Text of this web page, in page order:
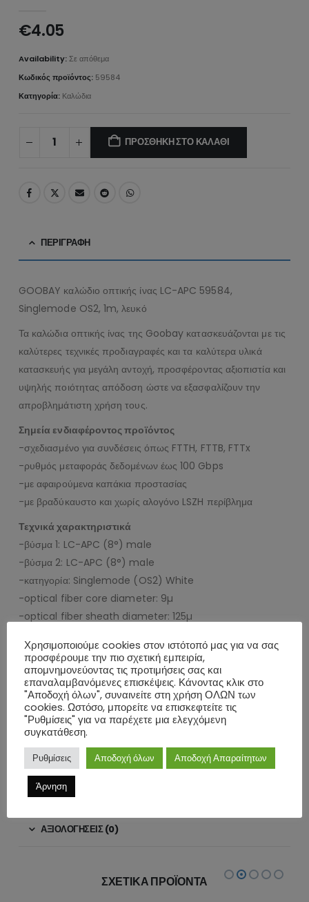
€4.05
Availability:Σε απόθεμα
Κωδικός προϊόντος: 59584
Κατηγορία: Καλώδια
ΠΡΟΣΘΉΚΗ ΣΤΟ ΚΑΛΆΘΙ
ΠΕΡΙΓΡΑΦΉ
GOOBAY καλώδιο οπτικής ίνας LC-APC 59584,
Singlemode OS2, 1m, λευκό
Τα καλώδια οπτικής ίνας της Goobay κατασκευάζονται με τις
καλύτερες τεχνικές προδιαγραφές και τα καλύτερα υλικά
κατασκευής για μεγάλη αντοχή, προσφέροντας αξιοπιστία και
υψηλής ποιότητας απόδοση ώστε να εξασφαλίζουν την
απροβλημάτιστη χρήση τους.
Σημεία ενδιαφέροντος προϊόντος
-σχεδιασμένο για συνδέσεις όπως FTTH, FTTB, FTTx
-ρυθμός μεταφοράς δεδομένων έως 100 Gbps
-με αφαιρούμενα καπάκια προστασίας
-με βραδύκαυστο και χωρίς αλογόνο LSZH περίβλημα
Τεχνικά χαρακτηριστικά
-βύσμα 1: LC-APC (8°) male
-βύσμα 2: LC-APC (8°) male
-κατηγορία: Singlemode (OS2) White
-optical fiber core diameter: 9µ
-optical fiber sheath diameter: 125µ
-cable fiber type: Glass fiber G657.A2
-cable sheath diameter (approx.): 3mm
-bending radius: >30mm
-cable type: simplex cable
-material cable sheath: LSZH
-μήκος: 1m
-χρώμα: λευκό
ΕΠΙΠΛΈΟΝ ΠΛΗΡΟΦΟΡΊΕΣ
ΑΞΙΟΛΟΓΉΣΕΙΣ (0)
ΣΧΕΤΙΚΆ ΠΡΟΪΌΝΤΑ
Χρησιμοποιούμε cookies στον ιστότοπό μας για να σας
προσφέρουμε την πιο σχετική εμπειρία,
απομνημονεύοντας τις προτιμήσεις σας και
επαναλαμβανόμενες επισκέψεις. Κάνοντας κλικ στο
"Αποδοχή όλων", συναινείτε στη χρήση ΟΛΩΝ των
cookies. Ωστόσο, μπορείτε να επισκεφτείτε τις
"Ρυθμίσεις" για να παρέχετε μια ελεγχόμενη
συγκατάθεση.
Ρυθμίσεις Αποδοχή όλων Αποδοχή Απαραίτητων
Άρνηση